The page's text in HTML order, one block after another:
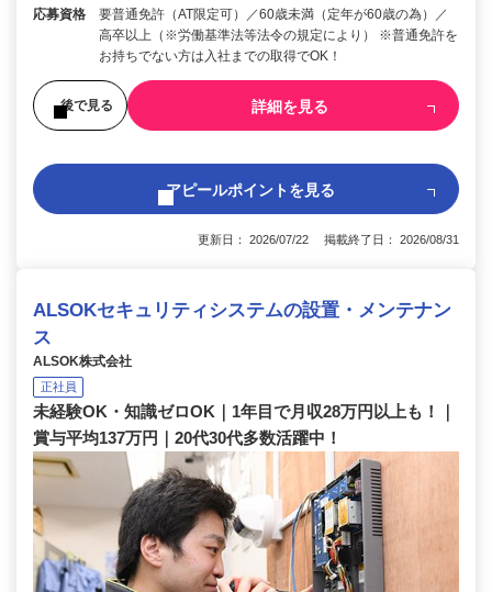
応募資格
要普通免許（AT限定可）／60歳未満（定年が60歳の為）／
高卒以上（※労働基準法等法令の規定により） ※普通免許を
お持ちでない方は入社までの取得でOK！
後で見る 詳細を見る
アピールポイントを見る
更新日： 2026/07/22 掲載終了日： 2026/08/31
ALSOKセキュリティシステムの設置・メンテナン
ス
ALSOK株式会社
正社員
未経験OK・知識ゼロOK｜1年目で月収28万円以上も！｜
賞与平均137万円｜20代30代多数活躍中！